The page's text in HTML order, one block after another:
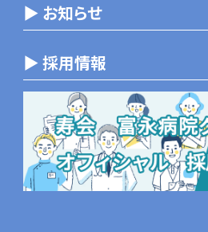
▶ お知らせ
▶ 採用情報